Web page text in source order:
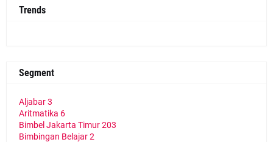
Trends
Segment
Aljabar3
Aritmatika 6
Bimbel Jakarta Timur203
Bimbingan Belajar2